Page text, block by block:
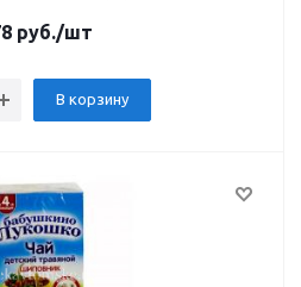
руб./шт
В корзину